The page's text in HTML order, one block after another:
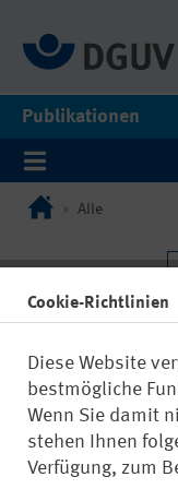
Publikationen
Alle
Cookie-Richtlinien
Diese Website
bestmögliche
Wenn Sie damit
stehen Ihnen
Verfügung, zum